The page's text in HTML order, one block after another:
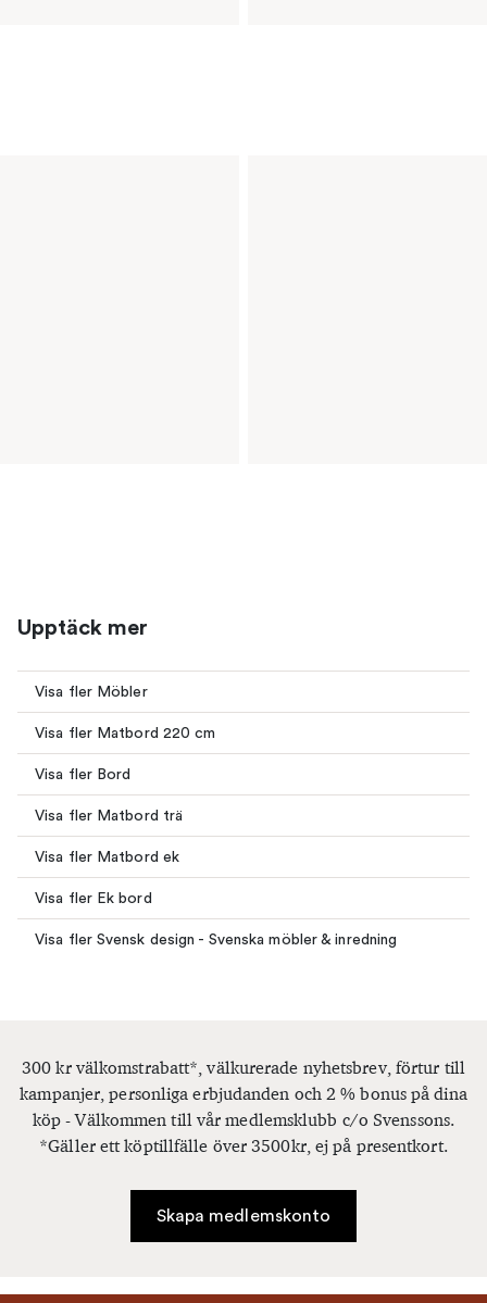
Upptäck mer
Visa fler Möbler
Visa fler Matbord 220 cm
Visa fler Bord
Visa fler Matbord trä
Visa fler Matbord ek
Visa fler Ek bord
Visa fler Svensk design - Svenska möbler & inredning
300 kr välkomstrabatt*, välkurerade nyhetsbrev, förtur till
kampanjer, personliga erbjudanden och 2 % bonus på dina
köp - Välkommen till vår medlemsklubb c/o Svenssons.
*Gäller ett köptillfälle över 3500kr, ej på presentkort.
Skapa medlemskonto